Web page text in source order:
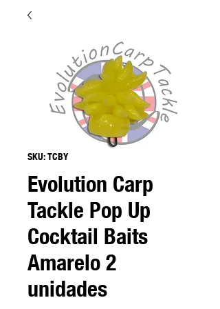
SKU: TCBY
Evolution Carp
Tackle Pop Up
Cocktail Baits
Amarelo 2
unidades